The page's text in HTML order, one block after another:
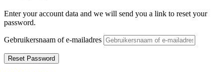
Enter your account data and we will send you a link to reset your
password.
Gebruikersnaam of e-mailadres